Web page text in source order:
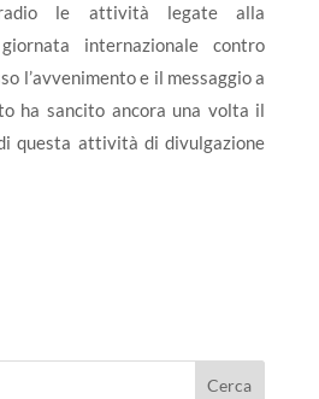
le attività legate alla
internazionale contro
l’avvenimento e il messaggio a
ha sancito ancora una volta il
questa attività di divulgazione